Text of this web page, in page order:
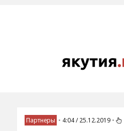
Партнеры • 4:04 / 25.12.2019 •